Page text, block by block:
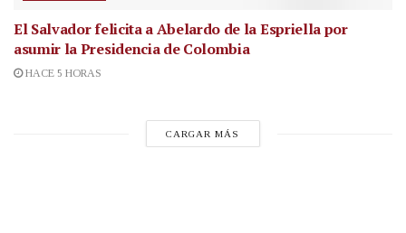
El Salvador felicita a Abelardo de la Espriella por
asumir la Presidencia de Colombia
HACE 5 HORAS
CARGAR MÁS